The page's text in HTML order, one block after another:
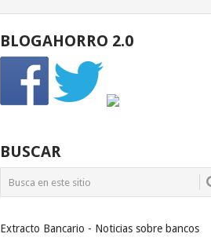
BLOGAHORRO 2.0
BUSCAR
Extracto Bancario - Noticias sobre bancos